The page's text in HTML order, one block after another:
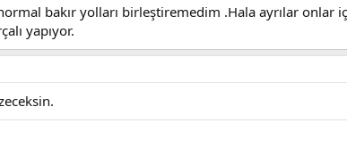
bakır yolları birleştiremedim .Hala ayrılar onlar
yapıyor.